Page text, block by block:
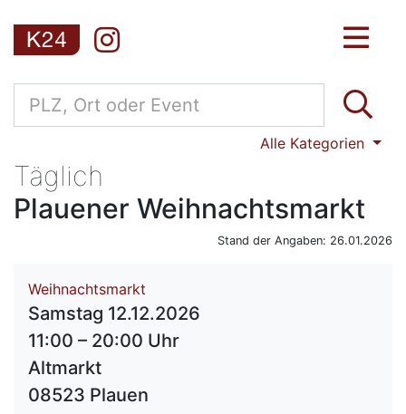
Alle Kategorien
Täglich
Plauener Weihnachtsmarkt
Stand der Angaben: 26.01.2026
Weihnachtsmarkt
Samstag 12.12.2026
11:00 – 20:00 Uhr
Altmarkt
08523 Plauen